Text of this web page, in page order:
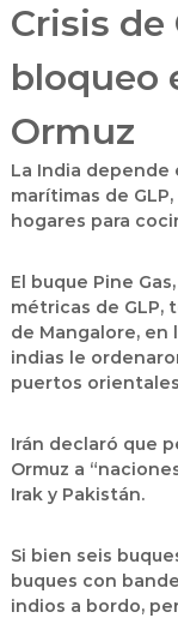
Crisis de
bloqueo
Ormuz
La India depende
marítimas de
hogares para
El buque Pine
métricas de GLP,
de Mangalore, en
indias le
puertos
Irán declaró que
Ormuz a
Irak y Pakistán.
Si bien seis
buques con
indios a bordo,